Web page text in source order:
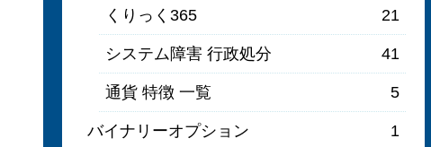
くりっく365 21
システム障害 行政処分 41
通貨 特徴 一覧 5
バイナリーオプション 1